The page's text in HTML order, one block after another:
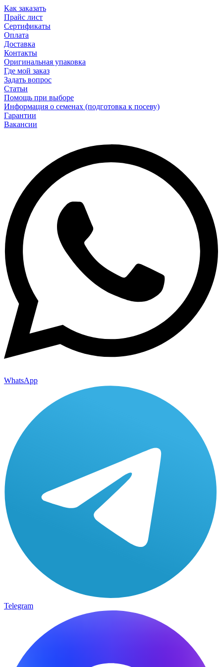
Как заказать
Прайс лист
Сертификаты
Оплата
Доставка
Контакты
Оригинальная упаковка
Где мой заказ
Задать вопрос
Статьи
Помощь при выборе
Информация о семенах (подготовка к посеву)
Гарантии
Вакансии
WhatsApp
Telegram